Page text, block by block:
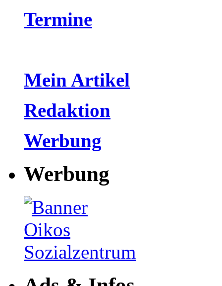
Termine
Mein Artikel
Redaktion
Werbung
Werbung